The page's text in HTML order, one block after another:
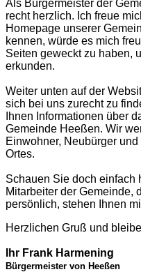
Als Bürgermeister der
recht herzlich. Ich freue
Homepage unserer
kennen, würde es mich
Seiten geweckt zu haben,
erkunden.
Weiter unten auf der
sich bei uns zurecht zu
Ihnen Informationen über
Gemeinde Heeßen. Wir
Einwohner, Neubürger
Ortes.
Schauen Sie doch einfach
Mitarbeiter der Gemeinde,
persönlich, stehen Ihnen
Herzlichen Gruß und
Ihr Frank Harmening
Bürgermeister von Heeßen